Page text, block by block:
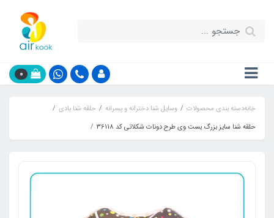
0
خانهدسته بندی محصولات وسایل شنا دخترانه و پسرانه
حلقه شنا بادی
حلقه شنا سایز بزرگ بست وی طرح دونات شکلاتی کد 36118